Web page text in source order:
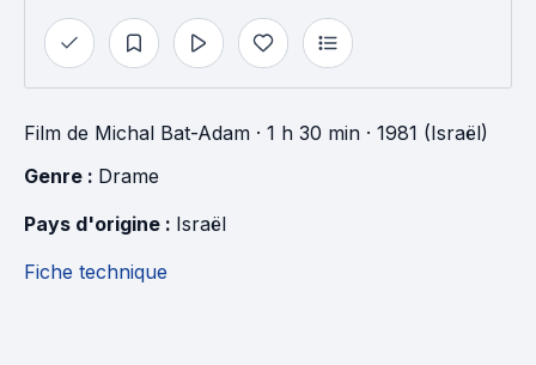
Film de Michal Bat-Adam · 1 h 30 min · 1981 (Israël)
Genre : Drame
Pays d'origine : Israël
Fiche technique